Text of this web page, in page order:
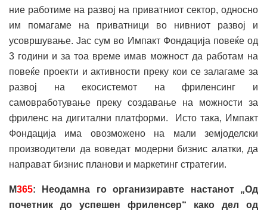
ние работиме на развој на приватниот сектор, односно
им помагаме на приватници во нивниот развој и
усовршување. Јас сум во Импакт Фондација повеќе од
3 години и за тоа време имав можност да работам на
повеќе проекти и активности преку кои се залагаме за
развој на екосистемот на фриленсинг и
самовработување преку создавање на можности за
фриленс на дигитални платформи. Исто така, Импакт
Фондација има овозможено на мали земјоделски
производители да воведат модерни бизнис алатки, да
направат бизнис планови и маркетинг стратегии.
М365: Неодамна го организиравте настанот „Од
почетник до успешен фриленсер“ како дел од